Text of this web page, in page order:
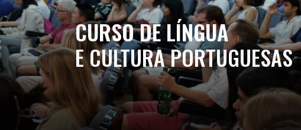
CURSO DE LÍNGUA
E CULTURA PORTUGUESAS